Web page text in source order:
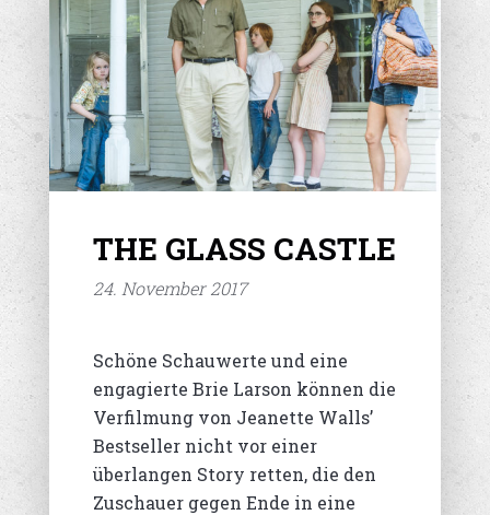
THE GLASS CASTLE
24. November 2017
Schöne Schauwerte und eine
engagierte Brie Larson können die
Verfilmung von Jeanette Walls’
Bestseller nicht vor einer
überlangen Story retten, die den
Zuschauer gegen Ende in eine